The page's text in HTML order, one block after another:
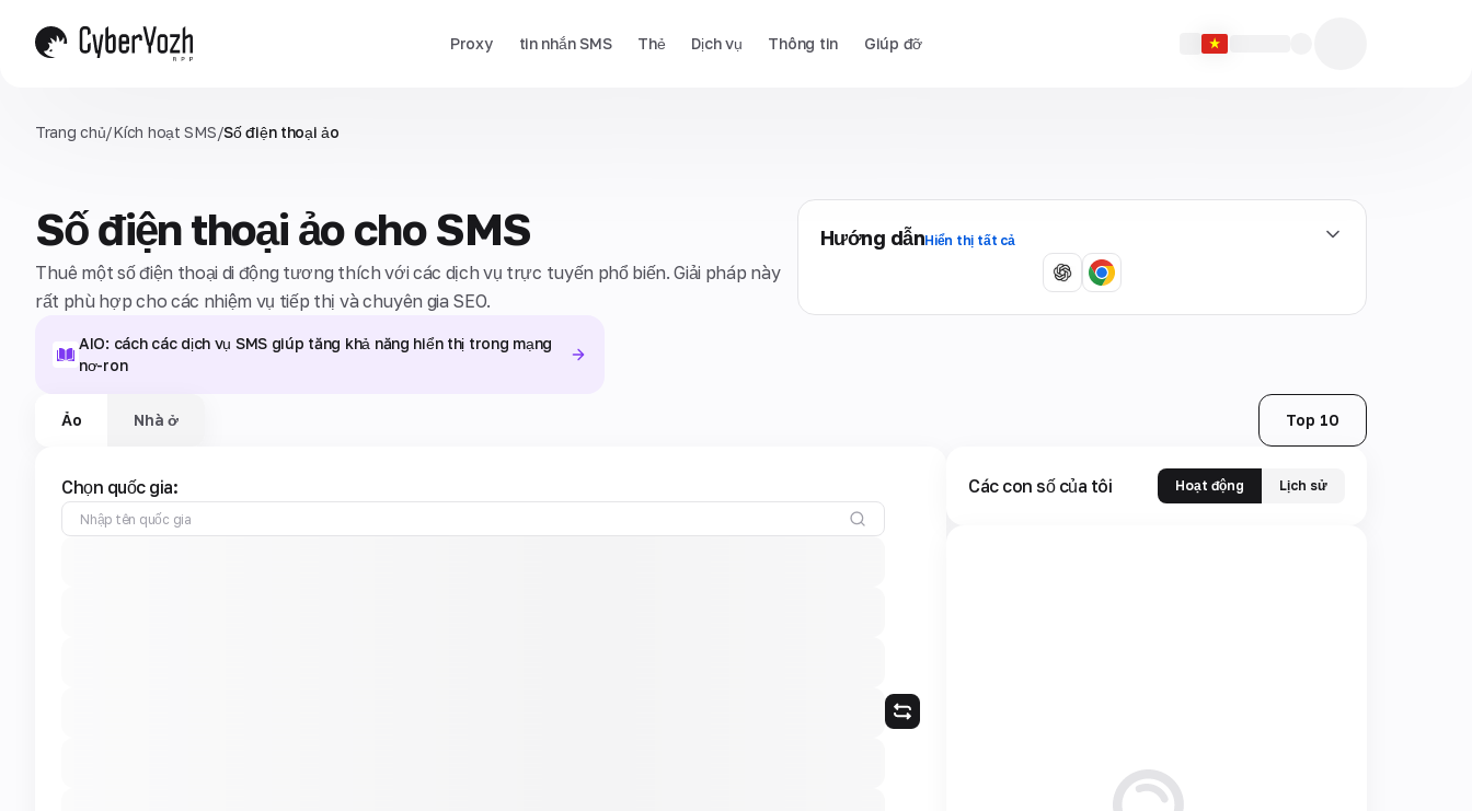
Proxy tin nhắn SMS Thẻ Dịch vụ Thông tin Giúp đỡ
Trang chủ/Kích hoạt SMS/Số điện thoại ảo
Số điện thoại ảo cho SMS
Thuê một số điện thoại di động tương thích với các dịch vụ trực tuyến phổ biến. Giải pháp này
rất phù hợp cho các nhiệm vụ tiếp thị và chuyên gia SEO.
AIO: cách các dịch vụ SMS giúp tăng khả năng hiển thị trong mạng
nơ-ron
Hướng dẫnHiển thị tất cả
Ảo Nhà ở Top 10
Chọn quốc gia: Các con số của tôi Hoạt động Lịch sử